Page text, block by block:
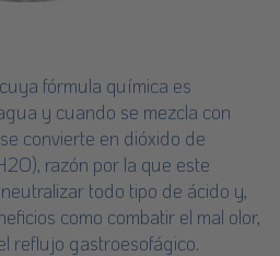
fórmula química es
y cuando se mezcla con
convierte en dióxido de
razón por la que este
todo tipo de ácido y,
como combatir el mal olor,
reflujo gastroesofágico.